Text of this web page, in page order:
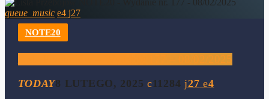
queue_music 4 27
NOTE20
Lista Przebojów – Wydanie 177 – 08/02/2025
TODAY8 LUTEGO, 2025 11284 27 4